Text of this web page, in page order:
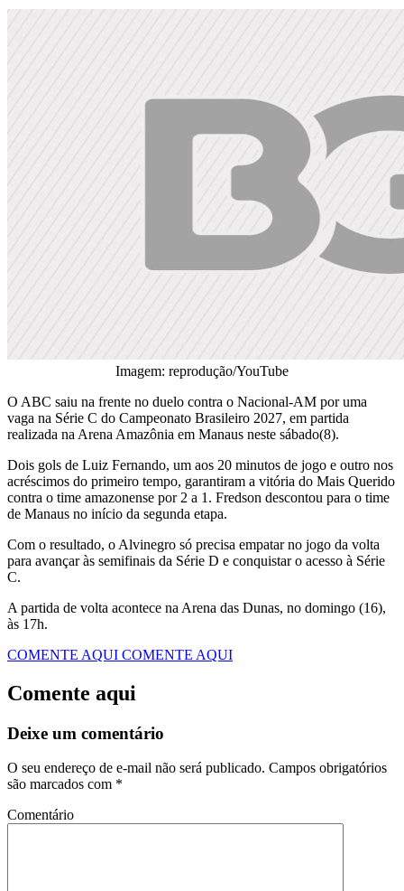
Imagem: reprodução/YouTube
O ABC saiu na frente no duelo contra o Nacional-AM por uma
vaga na Série C do Campeonato Brasileiro 2027, em partida
realizada na Arena Amazônia em Manaus neste sábado(8).
Dois gols de Luiz Fernando, um aos 20 minutos de jogo e outro nos
acréscimos do primeiro tempo, garantiram a vitória do Mais Querido
contra o time amazonense por 2 a 1. Fredson descontou para o time
de Manaus no início da segunda etapa.
Com o resultado, o Alvinegro só precisa empatar no jogo da volta
para avançar às semifinais da Série D e conquistar o acesso à Série
C.
A partida de volta acontece na Arena das Dunas, no domingo (16),
às 17h.
COMENTE AQUI COMENTE AQUI
Comente aqui
Deixe um comentário
O seu endereço de e-mail não será publicado. Campos obrigatórios
são marcados com *
Comentário